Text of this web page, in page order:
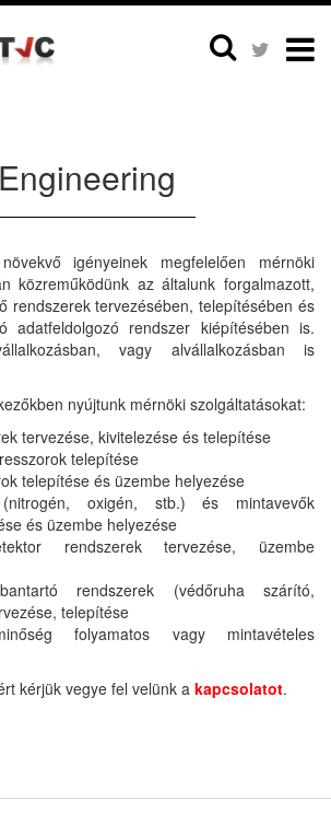
Engineering
igényeinek megfelelően mérnöki
közreműködünk az általunk forgalmazott,
rendszerek tervezésében, telepítésében és
adatfeldolgozó rendszer kiépítésében is.
vagy alvállalkozásban is
nyújtunk mérnöki szolgáltatásokat:
tervezése, kivitelezése és telepítése
telepítése
telepítése és üzembe helyezése
(nitrogén, oxigén, stb.) és mintavevők
és üzembe helyezése
rendszerek tervezése, üzembe
rendszerek (védőruha szárító,
telepítése
folyamatos vagy mintavételes
kérjük vegye fel velünk a kapcsolatot.